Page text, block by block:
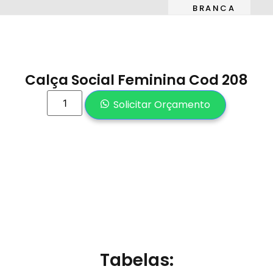
BRANCA
Calça Social Feminina Cod 208
Solicitar Orçamento
Tabelas: